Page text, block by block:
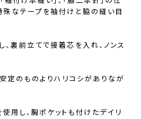
殊なテープを袖付けと脇の縫い目
、裏前立てで接着芯を入れ、ノンス
定のものよりハリコシがありなが
用し、胸ポケットも付けたデイリ